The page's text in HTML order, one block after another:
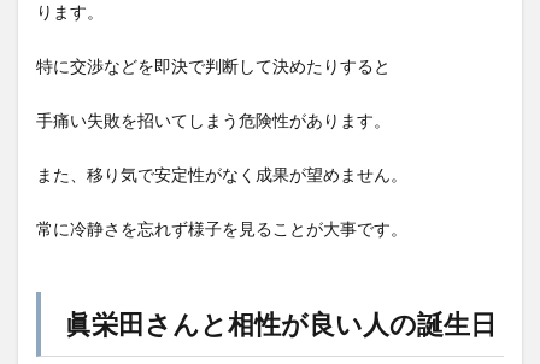
ります。
特に交渉などを即決で判断して決めたりすると
手痛い失敗を招いてしまう危険性があります。
また、移り気で安定性がなく成果が望めません。
常に冷静さを忘れず様子を見ることが大事です。
眞栄田さんと相性が良い人の誕生日